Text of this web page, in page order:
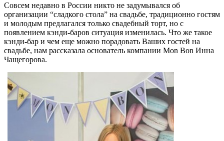
Совсем недавно в России никто не задумывался об
организации “сладкого стола” на свадьбе, традиционно гостям
и молодым предлагался только свадебный торт, но с
появлением кэнди-баров ситуация изменилась. Что же такое
кэнди-бар и чем еще можно порадовать Ваших гостей на
свадьбе, нам рассказала основатель компании Mon Bon Инна
Чащегорова.